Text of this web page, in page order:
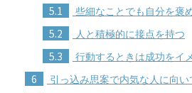
5.1 些細なことでも自分を褒
5.2 人と積極的に接点を持つ
5.3 行動するときは成功をイ
6 引っ込み思案で内気な人に向